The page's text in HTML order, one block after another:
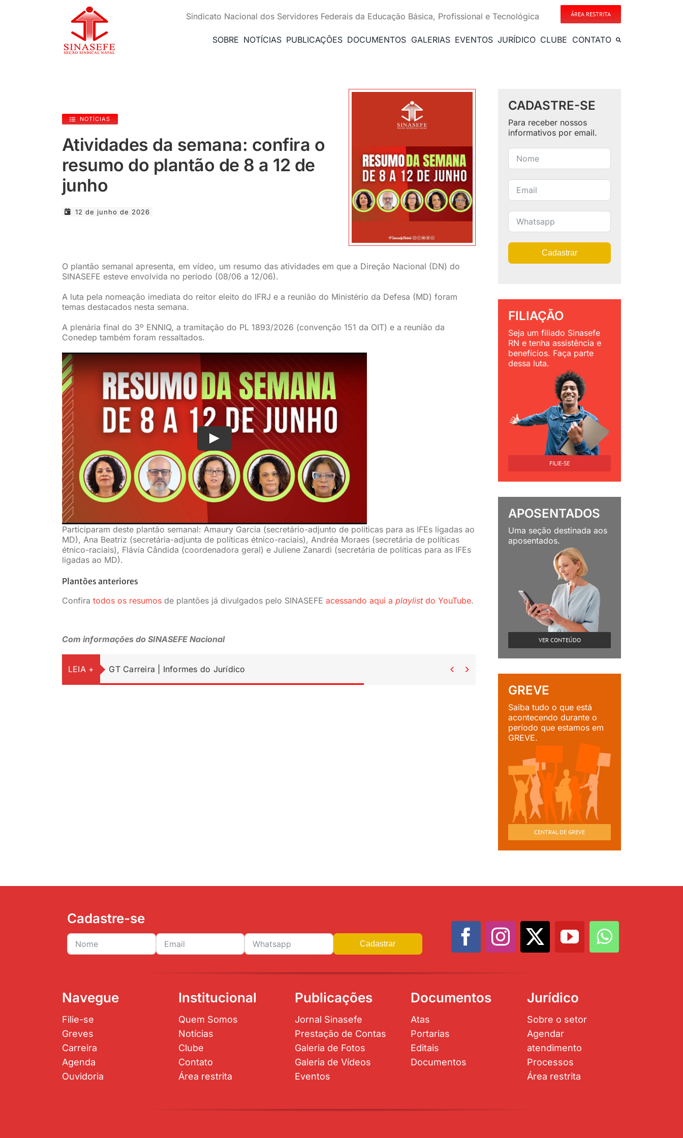
Sindicato Nacional dos Servidores Federais da Educação Básica, Profissional e Tecnológica ÁREA RESTRITA
SOBRE NOTÍCIAS PUBLICAÇÕES DOCUMENTOS GALERIAS EVENTOS JURÍDICO CLUBE CONTATO
NOTÍCIAS
Atividades da semana: confira o
resumo do plantão de 8 a 12 de
junho
12 de junho de 2026
O plantão semanal apresenta, em vídeo, um resumo das atividades em que a Direção Nacional (DN) do
SINASEFE esteve envolvida no período (08/06 a 12/06).
A luta pela nomeação imediata do reitor eleito do IFRJ e a reunião do Ministério da Defesa (MD) foram
temas destacados nesta semana.
A plenária final do 3º ENNIQ, a tramitação do PL 1893/2026 (convenção 151 da OIT) e a reunião da
Conedep também foram ressaltados.
Participaram deste plantão semanal: Amaury Garcia (secretário-adjunto de políticas para as IFEs ligadas ao
MD), Ana Beatriz (secretária-adjunta de políticas étnico-raciais), Andréa Moraes (secretária de políticas
étnico-raciais), Flávia Cândida (coordenadora geral) e Juliene Zanardi (secretária de políticas para as IFEs
ligadas ao MD).
Plantões anteriores
Confira todos os resumosde plantões já divulgados pelo SINASEFE acessando aqui a playlistdo YouTube.
Com informações do SINASEFE Nacional
LEIA + GT Carreira | Informes do Jurídico  
CADASTRE-SE
Para receber nossos
informativos por email.
Cadastrar
FILIAÇÃO
Seja um filiado Sinasefe
RN e tenha assistência e
benefícios. Faça parte
dessa luta.
FILIE-SE
APOSENTADOS
Uma seção destinada aos
aposentados.
VER CONTEÚDO
GREVE
Saiba tudo o que está
acontecendo durante o
período que estamos em
GREVE.
CENTRAL DE GREVE
Cadastre-se
Cadastrar
Navegue
Filie-se
Greves
Carreira
Agenda
Ouvidoria
Institucional
Quem Somos
Notícias
Clube
Contato
Área restrita
Publicações
Jornal Sinasefe
Prestação de Contas
Galeria de Fotos
Galeria de Vídeos
Eventos
Documentos
Atas
Portarias
Editais
Documentos
Jurídico
Sobre o setor
Agendar
atendimento
Processos
Área restrita